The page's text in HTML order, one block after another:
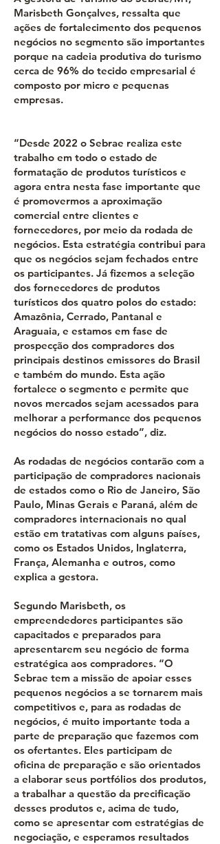
Marisbeth Gonçalves, ressalta que
ações de fortalecimento dos pequenos
negócios no segmento são importantes
porque na cadeia produtiva do turismo
cerca de 96% do tecido empresarial é
composto por micro e pequenas
empresas.
“Desde 2022 o Sebrae realiza este
trabalho em todo o estado de
formatação de produtos turísticos e
agora entra nesta fase importante que
é promovermos a aproximação
comercial entre clientes e
fornecedores, por meio da rodada de
negócios. Esta estratégia contribui para
que os negócios sejam fechados entre
os participantes. Já fizemos a seleção
dos fornecedores de produtos
turísticos dos quatro polos do estado:
Amazônia, Cerrado, Pantanal e
Araguaia, e estamos em fase de
prospecção dos compradores dos
principais destinos emissores do Brasil
e também do mundo. Esta ação
fortalece o segmento e permite que
novos mercados sejam acessados para
melhorar a performance dos pequenos
negócios do nosso estado”, diz.
As rodadas de negócios contarão com a
participação de compradores nacionais
de estados como o Rio de Janeiro, São
Paulo, Minas Gerais e Paraná, além de
compradores internacionais no qual
estão em tratativas com alguns países,
como os Estados Unidos, Inglaterra,
França, Alemanha e outros, como
explica a gestora.
Segundo Marisbeth, os
empreendedores participantes são
capacitados e preparados para
apresentarem seu negócio de forma
estratégica aos compradores. “O
Sebrae tem a missão de apoiar esses
pequenos negócios a se tornarem mais
competitivos e, para as rodadas de
negócios, é muito importante toda a
parte de preparação que fazemos com
os ofertantes. Eles participam de
oficina de preparação e são orientados
a elaborar seus portfólios dos produtos,
a trabalhar a questão da precificação
desses produtos e, acima de tudo,
como se apresentar com estratégias de
negociação, e esperamos resultados